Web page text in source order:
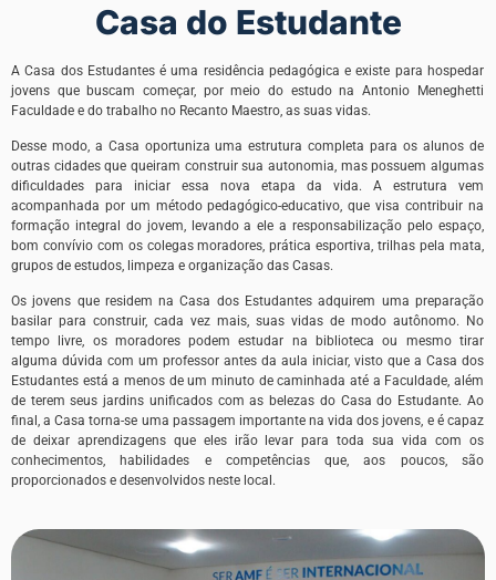
Casa do Estudante
A Casa dos Estudantes é uma residência pedagógica e existe para hospedar
jovens que buscam começar, por meio do estudo na Antonio Meneghetti
Faculdade e do trabalho no Recanto Maestro, as suas vidas.
Desse modo, a Casa oportuniza uma estrutura completa para os alunos de
outras cidades que queiram construir sua autonomia, mas possuem algumas
dificuldades para iniciar essa nova etapa da vida. A estrutura vem
acompanhada por um método pedagógico-educativo, que visa contribuir na
formação integral do jovem, levando a ele a responsabilização pelo espaço,
bom convívio com os colegas moradores, prática esportiva, trilhas pela mata,
grupos de estudos, limpeza e organização das Casas.
Os jovens que residem na Casa dos Estudantes adquirem uma preparação
basilar para construir, cada vez mais, suas vidas de modo autônomo. No
tempo livre, os moradores podem estudar na biblioteca ou mesmo tirar
alguma dúvida com um professor antes da aula iniciar, visto que a Casa dos
Estudantes está a menos de um minuto de caminhada até a Faculdade, além
de terem seus jardins unificados com as belezas do Casa do Estudante. Ao
final, a Casa torna-se uma passagem importante na vida dos jovens, e é capaz
de deixar aprendizagens que eles irão levar para toda sua vida com os
conhecimentos, habilidades e competências que, aos poucos, são
proporcionados e desenvolvidos neste local.